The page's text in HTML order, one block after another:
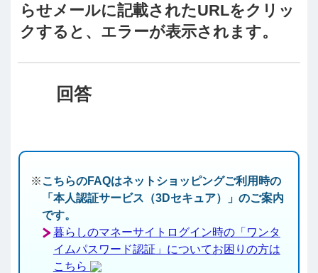
らせメールに記載されたURLをクリッ
クすると、エラーが表示されます。
こちらのFAQはネットショッピングご利用時の
「本人認証サービス（3Dセキュア）」のご案内
です。
暮らしのマネーサイトログイン時の「ワンタ
イムパスワード認証」についてお困りの方は
こちら